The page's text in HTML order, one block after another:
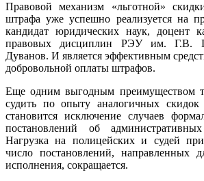
Правовой механизм «льготной»
штрафа уже успешно реализуется на
кандидат юридических наук, доцент
правовых дисциплин РЭУ им. Г.В.
Дуванов. И является эффективным
добровольной оплаты штрафов.
Еще одним выгодным преимуществом
судить по опыту аналогичных скидок
становится исключение случаев
постановлений об
Нагрузка на полицейских и судей
число постановлений, направленных
исполнения, сокращается.